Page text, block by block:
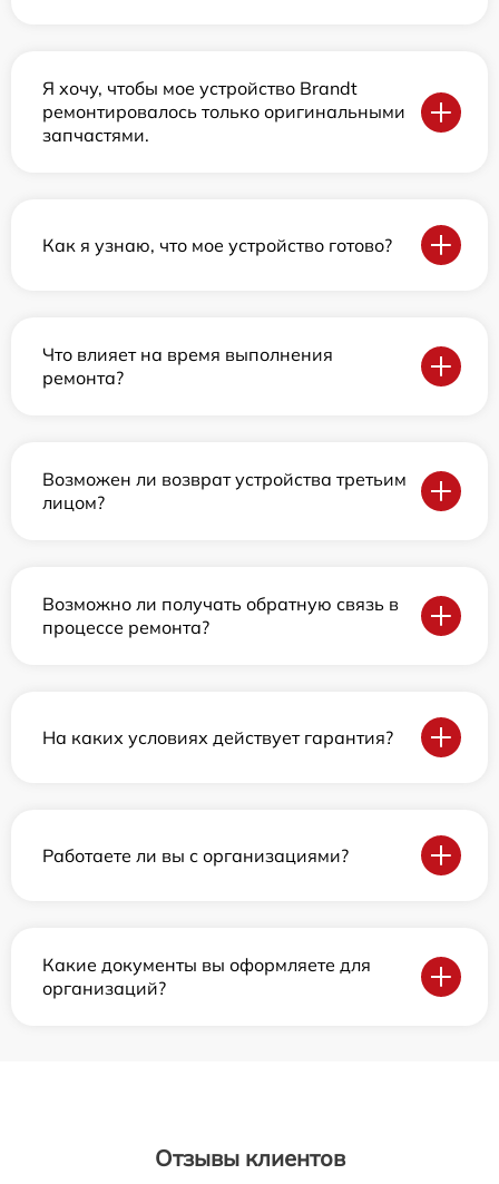
Я хочу, чтобы мое устройство Brandt
ремонтировалось только оригинальными
запчастями.
Как я узнаю, что мое устройство готово?
Что влияет на время выполнения
ремонта?
Возможен ли возврат устройства третьим
лицом?
Возможно ли получать обратную связь в
процессе ремонта?
На каких условиях действует гарантия?
Работаете ли вы с организациями?
Какие документы вы оформляете для
организаций?
Отзывы клиентов